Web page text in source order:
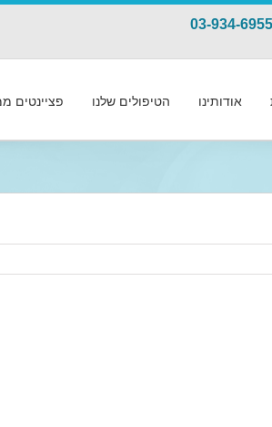
03-934-6955
אודותינו הטיפולים שלנו פציינטים